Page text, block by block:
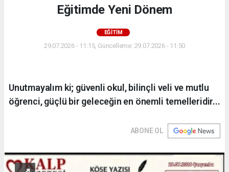
Eğitimde Yeni Dönem
EĞİTİM
29.07.2026 - 11:15, Güncelleme: 29.07.2026 - 11:50
Unutmayalım ki; güvenli okul, bilinçli veli ve mutlu
öğrenci, güçlü bir geleceğin en önemli temelleridir...
ABONE OL